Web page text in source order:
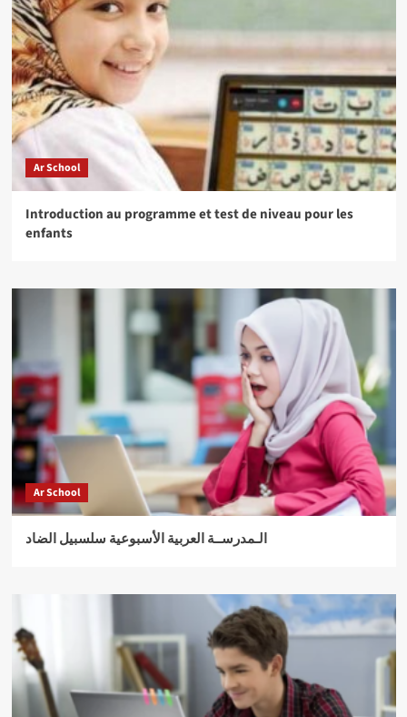
Ar School
Introduction au programme et test de niveau pour les
enfants
Ar School
الـمدرســة العربية الأسبوعية سلسبيل الضاد